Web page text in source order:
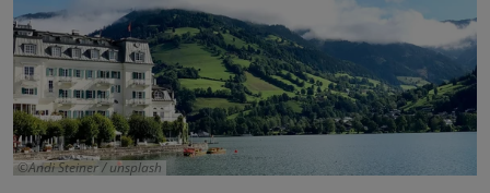
Andi Steiner / unsplash